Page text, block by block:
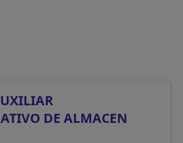
DE ALMACEN